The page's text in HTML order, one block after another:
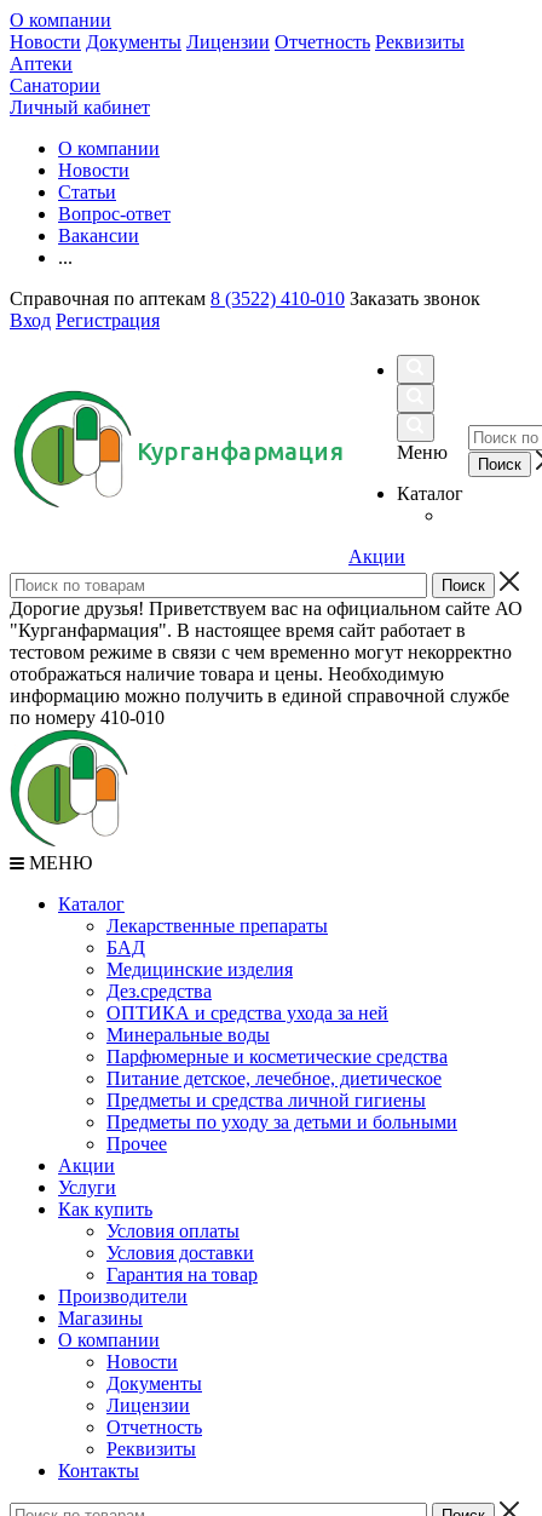
О компании
Новости Документы Лицензии Отчетность Реквизиты
Аптеки
Санатории
Личный кабинет
О компании
Новости
Статьи
Вопрос-ответ
Вакансии
...
Справочная по аптекам 8 (3522) 410-010 Заказать звонок
Вход Регистрация
Курганфармация
Меню
Каталог
Акции
Дорогие друзья! Приветствуем вас на официальном сайте АО
"Курганфармация". В настоящее время сайт работает в
тестовом режиме в связи с чем временно могут некорректно
отображаться наличие товара и цены. Необходимую
информацию можно получить в единой справочной службе
по номеру 410-010
МЕНЮ
Каталог
Лекарственные препараты
БАД
Медицинские изделия
Дез.средства
ОПТИКА и средства ухода за ней
Минеральные воды
Парфюмерные и косметические средства
Питание детское, лечебное, диетическое
Предметы и средства личной гигиены
Предметы по уходу за детьми и больными
Прочее
Акции
Услуги
Как купить
Условия оплаты
Условия доставки
Гарантия на товар
Производители
Магазины
О компании
Новости
Документы
Лицензии
Отчетность
Реквизиты
Контакты